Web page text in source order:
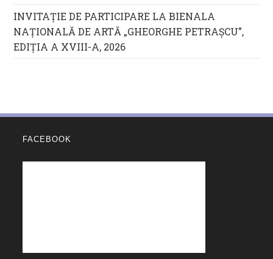
INVITAȚIE DE PARTICIPARE LA BIENALA
NAȚIONALĂ DE ARTĂ „GHEORGHE PETRAȘCU”,
EDIŢIA A XVIII-A, 2026
FACEBOOK